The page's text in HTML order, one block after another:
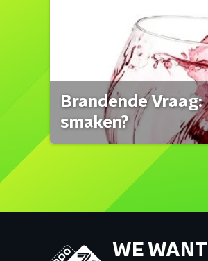
Brandende
smaken?
WE WANT